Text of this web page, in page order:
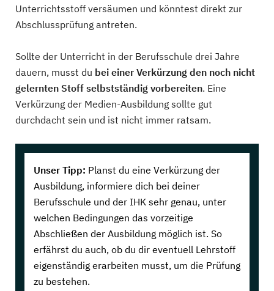
Unterrichtsstoff versäumen und könntest direkt zur
Abschlussprüfung antreten.
Sollte der Unterricht in der Berufsschule drei Jahre
dauern, musst du bei einer Verkürzung den noch nicht
gelernten Stoff selbstständig vorbereiten. Eine
Verkürzung der Medien-Ausbildung sollte gut
durchdacht sein und ist nicht immer ratsam.
Unser Tipp: Planst du eine Verkürzung der
Ausbildung, informiere dich bei deiner
Berufsschule und der IHK sehr genau, unter
welchen Bedingungen das vorzeitige
Abschließen der Ausbildung möglich ist. So
erfährst du auch, ob du dir eventuell Lehrstoff
eigenständig erarbeiten musst, um die Prüfung
zu bestehen.